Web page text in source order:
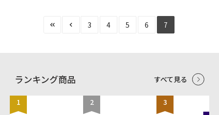
3 4 5 6 7
ランキング商品 すべて見る
1 2 3